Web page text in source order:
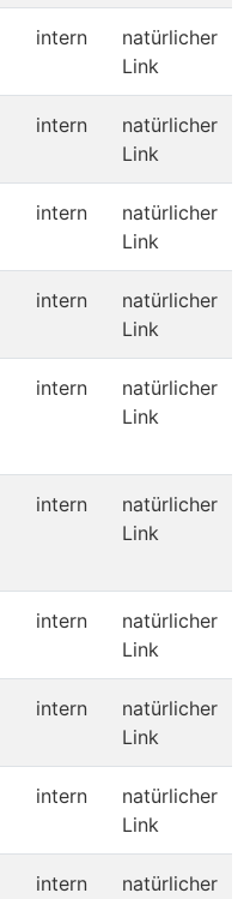
intern
natürlicher
Link
intern
natürlicher
Link
intern
natürlicher
Link
intern
natürlicher
Link
intern
natürlicher
Link
intern
natürlicher
Link
intern
natürlicher
Link
intern
natürlicher
Link
intern
natürlicher
Link
intern
natürlicher